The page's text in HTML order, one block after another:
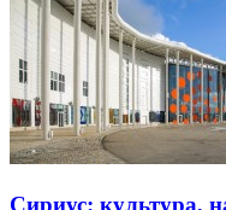
Сириус: культура,